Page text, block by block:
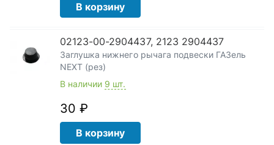
В корзину
02123-00-2904437, 2123 2904437
Заглушка нижнего рычага подвески ГАЗель
NEXT (рез)
В наличии 9 шт.
30 ₽
В корзину